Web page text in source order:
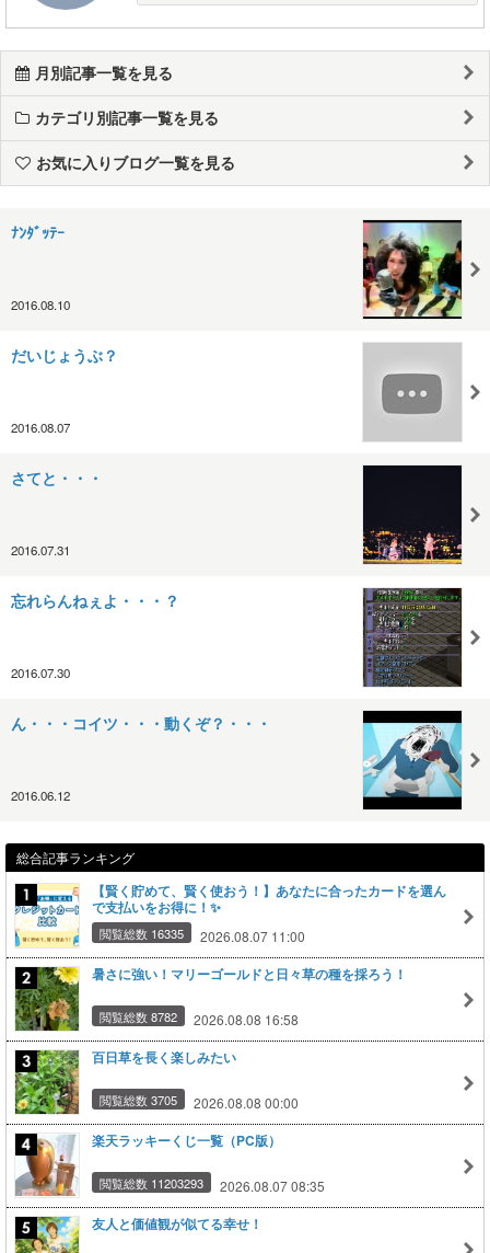
月別記事一覧を見る
カテゴリ別記事一覧を見る
お気に入りブログ一覧を見る
ﾅﾝﾀﾞｯﾃｰ
2016.08.10
だいじょうぶ？
2016.08.07
さてと・・・
2016.07.31
忘れらんねぇよ・・・？
2016.07.30
ん・・・コイツ・・・動くぞ？・・・
2016.06.12
総合記事ランキング
【賢く貯めて、賢く使おう！】あなたに合ったカードを選ん
で支払いをお得に！✨
閲覧総数 16335 2026.08.07 11:00
暑さに強い！マリーゴールドと日々草の種を採ろう！
閲覧総数 8782 2026.08.08 16:58
百日草を長く楽しみたい
閲覧総数 3705 2026.08.08 00:00
楽天ラッキーくじ一覧（PC版）
閲覧総数 11203293 2026.08.07 08:35
友人と価値観が似てる幸せ！